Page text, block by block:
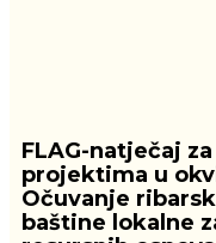
FLAG-natječaj
projektima u
Očuvanje
baštine lokalne